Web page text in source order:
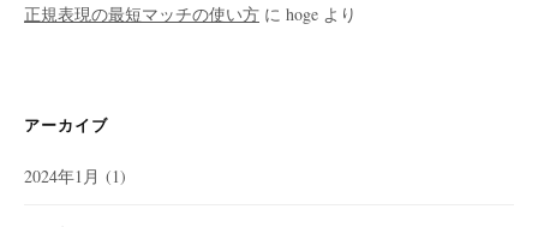
正規表現の最短マッチの使い方 に hoge より
アーカイブ
2024年1月 (1)